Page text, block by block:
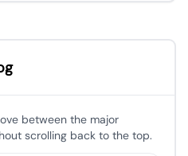
between the major
scrolling back to the top.